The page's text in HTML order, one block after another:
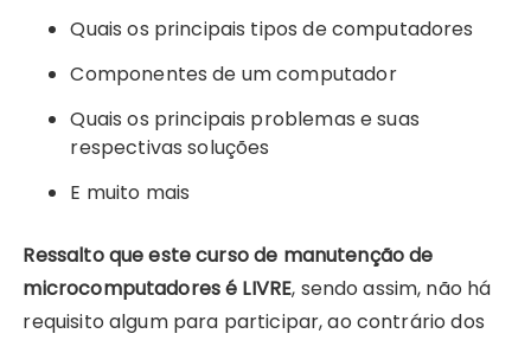
Quais os principais tipos de computadores
Componentes de um computador
Quais os principais problemas e suas
respectivas soluções
E muito mais
Ressalto que este curso de manutenção de
microcomputadores é LIVRE, sendo assim, não há
requisito algum para participar, ao contrário dos